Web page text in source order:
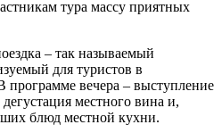
тура массу приятных
– так называемый
для туристов в
программе вечера – выступление
местного вина и,
блюд местной кухни.